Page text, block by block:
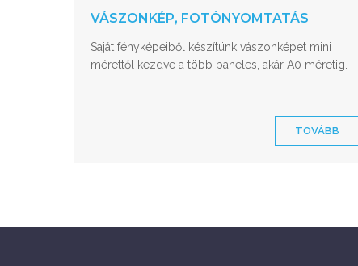
VÁSZONKÉP, FOTÓNYOMTATÁS
Saját fényképeiből készítünk vászonképet mini
mérettől kezdve a több paneles, akár A0 méretig.
TOVÁBB